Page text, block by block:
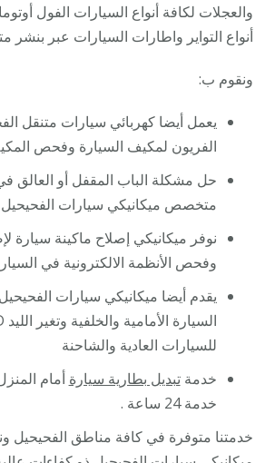
والعجلات لكافة أنواع السيارات الفول
أنواع التواير واطارات السيارات عبر بنشر
ونقوم ب:
يعمل أيضا كهربائي سيارات متنقل
الفريون لمكيف السيارة وفحص
حل مشكلة الباب المقفل أو العالق
متخصص ميكانيكي سيارات الفحيحيل
نوفر ميكانيكي إصلاح ماكينة سيارة
وفحص الأنظمة الالكترونية في
يقدم أيضا ميكانيكي سيارات
للسيارات العادية والشاحنة
خدمةتبديل بطارية سيارة أمام
خدمة 24 ساعة .
خدمتنا متوفرة في كافة مناطق الفحيحيل